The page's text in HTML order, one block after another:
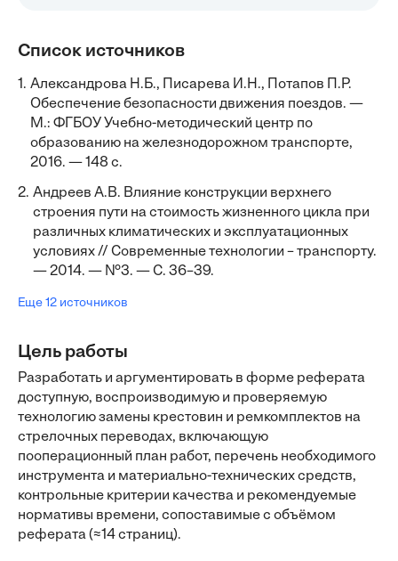
Список источников
1. Александрова Н.Б., Писарева И.Н., Потапов П.Р.
Обеспечение безопасности движения поездов. —
М.: ФГБОУ Учебно-методический центр по
образованию на железнодорожном транспорте,
2016. — 148 с.
2. Андреев А.В. Влияние конструкции верхнего
строения пути на стоимость жизненного цикла при
различных климатических и эксплуатационных
условиях // Современные технологии – транспорту.
— 2014. — №3. — С. 36–39.
Еще 12 источников
Цель работы
Разработать и аргументировать в форме реферата
доступную, воспроизводимую и проверяемую
технологию замены крестовин и ремкомплектов на
стрелочных переводах, включающую
пооперационный план работ, перечень необходимого
инструмента и материально-технических средств,
контрольные критерии качества и рекомендуемые
нормативы времени, сопоставимые с объёмом
реферата (≈14 страниц).